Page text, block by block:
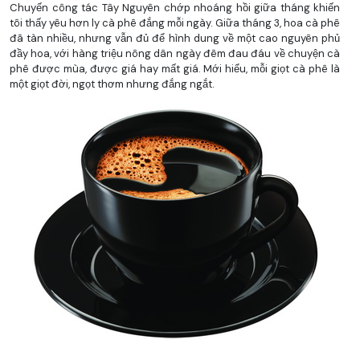
Chuyến công tác Tây Nguyên chớp nhoáng hồi giữa tháng khiến
tôi thấy yêu hơn ly cà phê đắng mỗi ngày. Giữa tháng 3, hoa cà phê
đã tàn nhiều, nhưng vẫn đủ để hình dung về một cao nguyên phủ
đầy hoa, với hàng triệu nông dân ngày đêm đau đáu về chuyện cà
phê được mùa, được giá hay mất giá. Mới hiểu, mỗi giọt cà phê là
một giọt đời, ngọt thơm nhưng đắng ngắt.